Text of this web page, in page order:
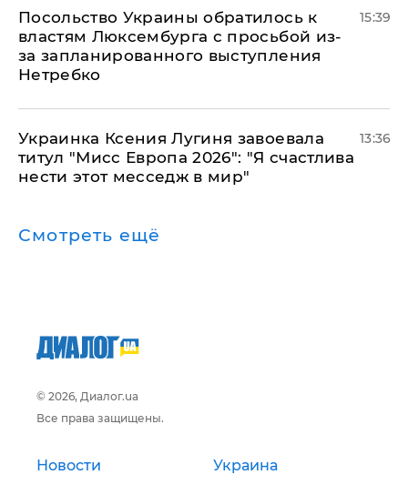
Посольство Украины обратилось к
властям Люксембурга с просьбой из-
за запланированного выступления
Нетребко
15:39
Украинка Ксения Лугиня завоевала
титул "Мисс Европа 2026": "Я счастлива
нести этот месседж в мир"
13:36
Смотреть ещё
© 2026, Диалог.ua
Все права защищены.
Новости Украина